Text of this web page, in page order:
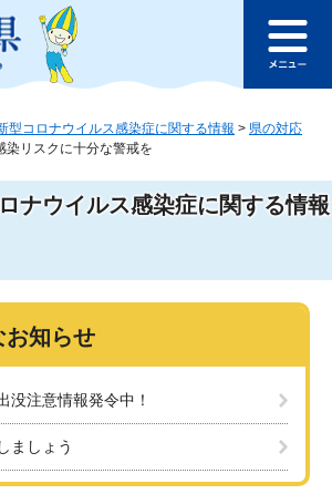
このページの本文へ
ュ
型コロナウイルス感染症に関する情報 > 県の対応
染リスクに十分な警戒を
ナウイルス感染症に関する情報
お知らせ
没注意情報発令中！
ましょう